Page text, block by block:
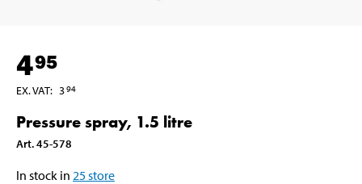
495
EX. VAT: 394
Pressure spray, 1.5 litre
Art.45-578
In stock in 25store